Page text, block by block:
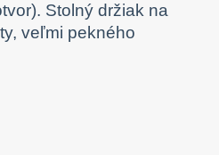
Stolný držiak na
veľmi pekného